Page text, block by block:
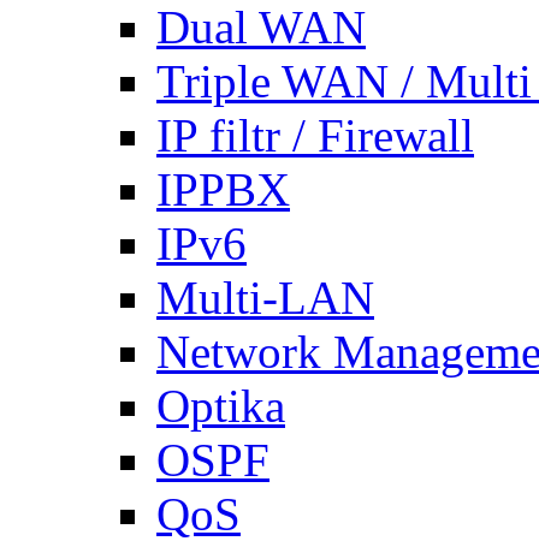
Dual WAN
Triple WAN /
IP filtr / Firewall
IPPBX
IPv6
Multi-LAN
Network
Optika
OSPF
QoS